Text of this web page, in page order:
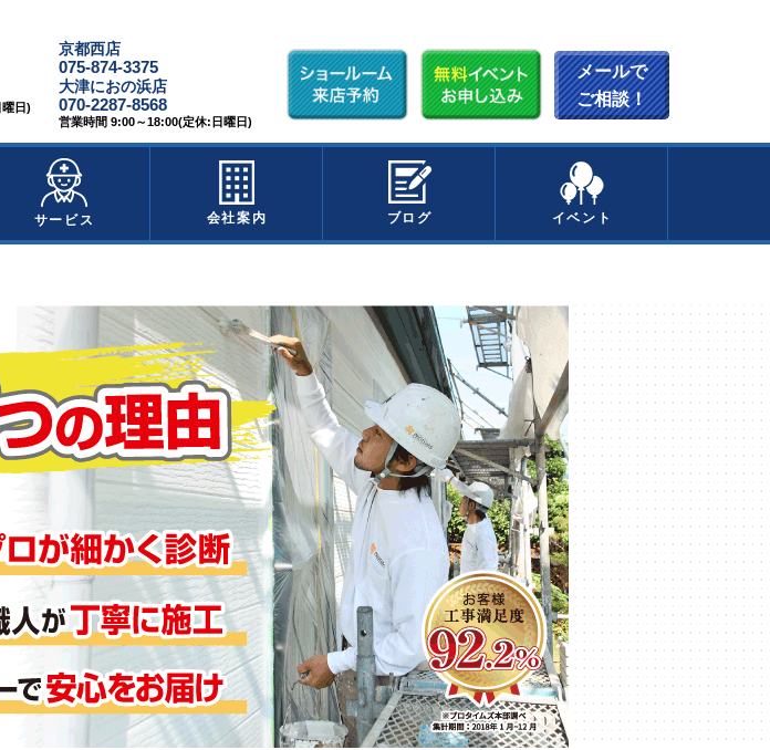
日)
京都西店
075-874-3375
大津におの浜店
070-2287-8568
営業時間 9:00～18:00(定休:日曜日)
メールで
ご相談！
サービス 会社案内 ブログ イベント